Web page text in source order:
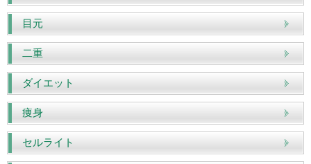
目元
二重
ダイエット
痩身
セルライト